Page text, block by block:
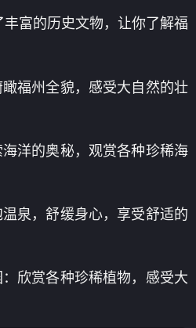
丰富的历史文物，让你了解福
福州全貌，感受大自然的壮
洋的奥秘，观赏各种珍稀海
泉，舒缓身心，享受舒适的
欣赏各种珍稀植物，感受大